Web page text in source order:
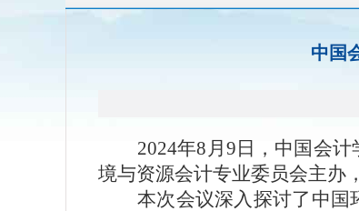
中国
2024年8月9日，中国会
境与资源会计专业委员会主办
本次会议深入探讨了中国